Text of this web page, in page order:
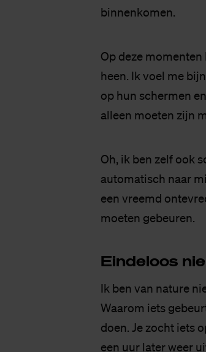
binnenkomen.
Op deze
heen. Ik voel me
op hun schermen
alleen moeten zijn
Oh, ik ben zelf ook
automatisch naar
een vreemd
moeten gebeuren.
Ein­de­loos
Ik ben van nature
Waarom iets
doen. Je zocht iets
een uur later weer